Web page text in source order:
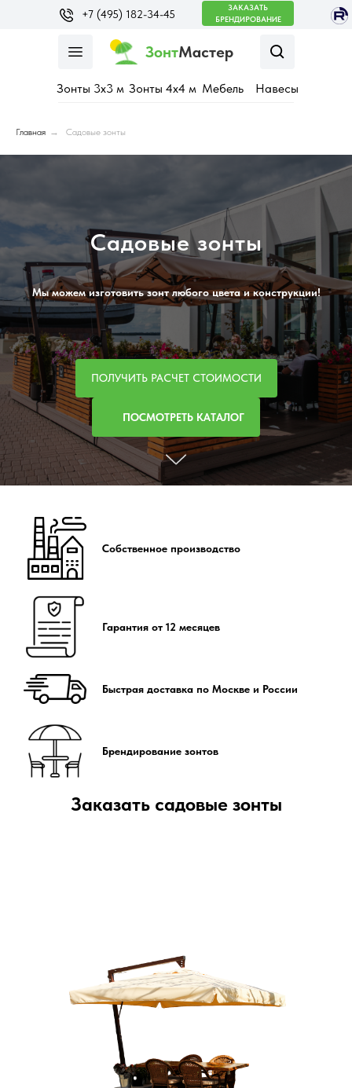
ЗАКАЗАТЬ
БРЕНДИРОВАНИЕ
ЗонтМастер
+7 (495) 182-34-45
Зонты 3х3 м Зонты 4х4 м Мебель Навесы
Главная → Садовые зонты
Садовые зонты
Мы можем изготовить зонт любого цвета и конструкции!
ПОЛУЧИТЬ РАСЧЕТ СТОИМОСТИ
ПОСМОТРЕТЬ КАТАЛОГ
Собственное производство
Гарантия от 12 месяцев
Быстрая доставка по Москве и России
Брендирование зонтов
Заказать садовые зонты